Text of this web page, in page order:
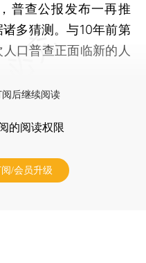
普查公报发布一再推
多猜测。与10年前第
口普查正面临新的人
阅后继续阅读
的阅读权限
/会员升级